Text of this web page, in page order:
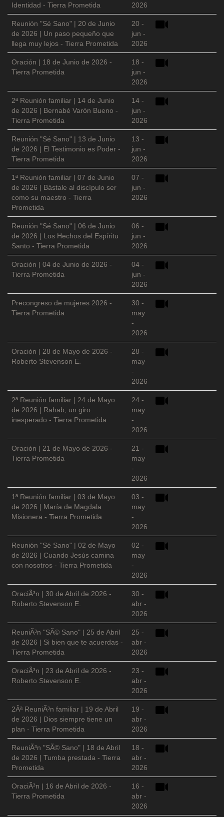
Identidad - Tierra Prometida
2026
Reunión "Sé Sano" | 20 de Junio
de 2026 | Un paso pequeño que
llega muy lejos - Tierra Prometida
20 -
jun -
2026
Oración | 18 de Junio de 2026 -
Tierra Prometida
18 -
jun -
2026
2ª Reunión familiar | 14 de Junio
de 2026 | Bernabé Varón Bueno -
Tierra Prometida
14 -
jun -
2026
Reunión "Sé Sano" | 13 de Junio
de 2026 | El Testimonio es Poder -
Tierra Prometida
13 -
jun -
2026
1ª Reunión familiar | 07 de Junio
de 2026 | Bástale al discípulo ser
como su maestro - Tierra
Prometida
07 -
jun -
2026
Reunión "Sé Sano" | 06 de Junio
de 2026 | Los Hechos del Espíritu
Santo - Tierra Prometida
06 -
jun -
2026
Oración | 04 de Junio de 2026 -
Tierra Prometida
04 -
jun -
2026
Precongreso de mujeres 2026 -
Tierra Prometida
30 -
may
-
2026
Oración | 28 de Mayo de 2026 -
Roberto Stevenson E.
28 -
may
-
2026
2ª Reunión familiar | 24 de Mayo
de 2026 | Rahab, un giro
inesperado - Tierra Prometida
24 -
may
-
2026
Oración | 21 de Mayo de 2026 -
Tierra Prometida
21 -
may
-
2026
1ª Reunión familiar | 03 de Mayo
de 2026 | María de Magdala
Misionera - Tierra Prometida
03 -
may
-
2026
Reunión "Sé Sano" | 02 de Mayo
de 2026 | Cuando Jesús camina
con nosotros - Tierra Prometida
02 -
may
-
2026
OraciÃ³n | 30 de Abril de 2026 -
Roberto Stevenson E.
30 -
abr -
2026
ReuniÃ³n "SÃ© Sano" | 25 de Abril
de 2026 | Si bien que te acuerdas -
Tierra Prometida
25 -
abr -
2026
OraciÃ³n | 23 de Abril de 2026 -
Roberto Stevenson E.
23 -
abr -
2026
2Âª ReuniÃ³n familiar | 19 de Abril
de 2026 | Dios siempre tiene un
plan - Tierra Prometida
19 -
abr -
2026
ReuniÃ³n "SÃ© Sano" | 18 de Abril
de 2026 | Tumba prestada - Tierra
Prometida
18 -
abr -
2026
OraciÃ³n | 16 de Abril de 2026 -
Tierra Prometida
16 -
abr -
2026